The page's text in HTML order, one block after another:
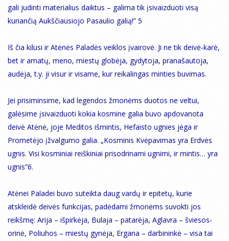
gali judinti materialius daiktus – galima tik įsivaizduoti visą
kuriančią Aukščiausiojo Pasaulio galią!” 5
Iš čia kilusi ir Atėnės Paladės veiklos įvairovė. Ji ne tik deivė-karė,
bet ir amatų, meno, miestų globėja, gydytoja, pranašautoja,
audėja, t.y. ji visur ir visame, kur reikalingas minties buvimas.
Jei prisiminsime, kad legendos žmonėms duotos ne veltui,
galėsime įsivaizduoti kokia kosmine galia buvo apdovanota
deivė Atėnė, joje Meditos išmintis, Hefaisto ugnies jėga ir
Prometėjo įžvalgumo galia. „Kosminis Kvėpavimas yra Erdvės
ugnis. Visi kosminiai reiškiniai prisodrinami ugnimi, ir mintis… yra
ugnis”6.
Atėnei Paladei buvo suteikta daug vardų ir epitetų, kurie
atskleidė deivės funkcijas, padėdami žmonėms suvokti jos
reikšmę: Arija – išpirkėja, Bulaja – patarėja, Aglavra – šviesos-
orinė, Poliuhos – miestų gynėja, Ergana – darbininkė – visa tai